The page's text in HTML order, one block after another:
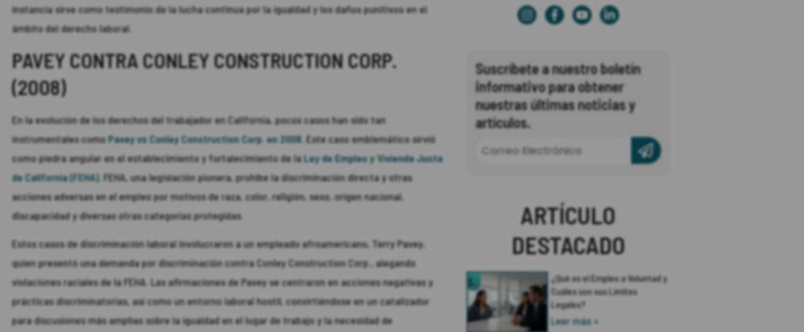
instancia sirve como testimonio de la lucha continua por la igualdad y los daños punitivos en el
ámbito del derecho laboral.
PAVEY CONTRA CONLEY CONSTRUCTION CORP.
(2008)
En la evolución de los derechos del trabajador en California, pocos casos han sido tan
instrumentales comoPavey vs Conley Construction Corp. en 2008. Este caso emblemático sirvió
como piedra angular en el establecimiento y fortalecimiento de laLey de Empleo y Vivienda Justa
de California (FEHA). FEHA, una legislación pionera, prohíbe la discriminación directa y otras
acciones adversas en el empleo por motivos de raza, color, religión, sexo, origen nacional,
discapacidad y diversas otras categorías protegidas.
Estos casos de discriminación laboral involucraron a un empleado afroamericano, Terry Pavey,
quien presentó una demanda por discriminación contra Conley Construction Corp., alegando
violaciones raciales de la FEHA. Las afirmaciones de Pavey se centraron en acciones negativas y
prácticas discriminatorias, así como un entorno laboral hostil, convirtiéndose en un catalizador
para discusiones más amplias sobre la igualdad en el lugar de trabajo y la necesidad de
Suscríbete a nuestro boletín
informativo para obtener
nuestras últimas noticias y
artículos.
ARTÍCULO
DESTACADO
¿Qué es el Empleo a Voluntad y
Cuáles son sus Límites
Legales?
Leer más »